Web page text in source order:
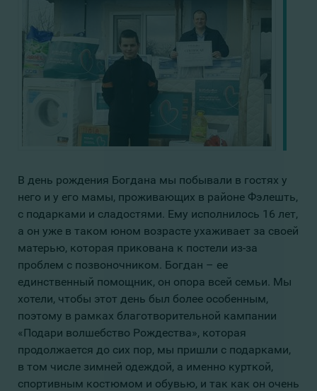
В день рождения Богдана мы побывали в гостях у
него и у его мамы, проживающих в районе Фэлешть,
с подарками и сладостями. Ему исполнилось 16 лет,
а он уже в таком юном возрасте ухаживает за своей
матерью, которая прикована к постели из-за
проблем с позвоночником. Богдан – ее
единственный помощник, он опора всей семьи. Мы
хотели, чтобы этот день был более особенным,
поэтому в рамках благотворительной кампании
«Подари волшебство Рождества», которая
продолжается до сих пор, мы пришли с подарками,
в том числе зимней одеждой, а именно курткой,
спортивным костюмом и обувью, и так как он очень